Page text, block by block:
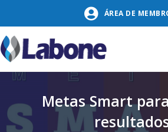
conteúdo
ÁREA DE
Metas Smart